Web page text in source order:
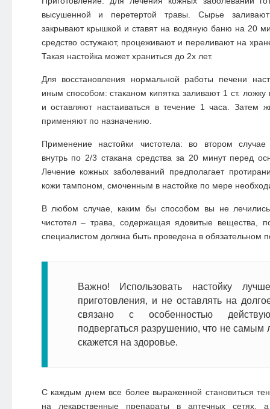
высушенной и перетертой травы. Сырье
закрывают крышкой и ставят на водяную баню на 20
средство остужают, процеживают и переливают на
Такая настойка может храниться до 2х лет.
Для восстановления нормальной работы печени
иным способом: стаканом кипятка заливают 1 ст. ложку
и оставляют настаиваться в течение 1 часа. Затем
применяют по назначению.
Применение настойки чистотела: во втором случае
внутрь по 2/3 стакана средства за 20 минут перед
Лечение кожных заболеваний предполагает
кожи тампоном, смоченным в настойке по мере
В любом случае, каким бы способом вы не
чистотел – трава, содержащая ядовитые вещества,
специалистом должна быть проведена в обязательном
Важно! Использовать настойку
приготовления, и не оставлять на
связано с особенностью
подвергаться разрушению, что не самым
скажется на здоровье.
С каждым днем все более выраженной становиться
на лекарственные препараты в аптечных сетях,